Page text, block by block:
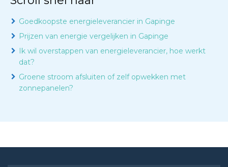
Goedkoopste energieleverancier in Gapinge
Prijzen van energie vergelijken in Gapinge
Ik wil overstappen van energieleverancier, hoe werkt
dat?
Groene stroom afsluiten of zelf opwekken met
zonnepanelen?